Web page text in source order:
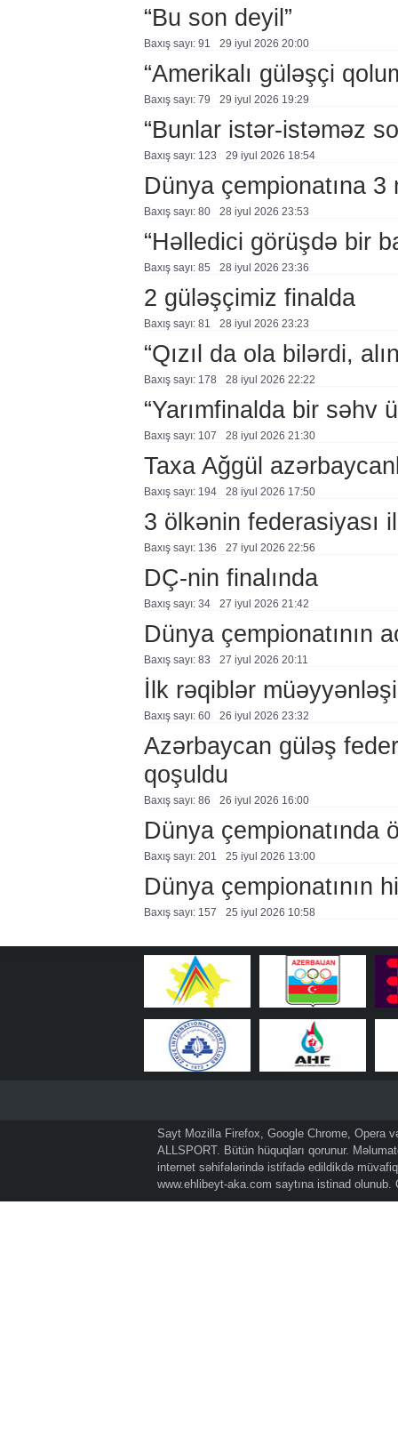
“Bu son deyil”
Baxış sayı: 91 29 i̇yul 2026 20:00
“Amerikalı güləşçi
Baxış sayı: 79 29 i̇yul 2026 19:29
“Bunlar istər-istəməz
Baxış sayı: 123 29 i̇yul 2026 18:54
Dünya çempionatına 3
Baxış sayı: 80 28 i̇yul 2026 23:53
“Həlledici görüşdə bir
Baxış sayı: 85 28 i̇yul 2026 23:36
2 güləşçimiz finalda
Baxış sayı: 81 28 i̇yul 2026 23:23
“Qızıl da ola bilərdi,
Baxış sayı: 178 28 i̇yul 2026 22:22
“Yarımfinalda bir səhv
Baxış sayı: 107 28 i̇yul 2026 21:30
Taxa Ağgül
Baxış sayı: 194 28 i̇yul 2026 17:50
3 ölkənin federasiyası
Baxış sayı: 136 27 i̇yul 2026 22:56
DÇ-nin finalında
Baxış sayı: 34 27 i̇yul 2026 21:42
Dünya çempionatının
Baxış sayı: 83 27 i̇yul 2026 20:11
İlk rəqiblər
Baxış sayı: 60 26 i̇yul 2026 23:32
Azərbaycan güləş
qoşuldu
Baxış sayı: 86 26 i̇yul 2026 16:00
Dünya çempionatında
Baxış sayı: 201 25 i̇yul 2026 13:00
Dünya çempionatının
Baxış sayı: 157 25 i̇yul 2026 10:58
Sayt Mozilla Firefox, Google Chrome, Opera
ALLSPORT. Bütün hüquqları qorunur.
internet səhifələrində istifadə edildikdə
www.ehlibeyt-aka.com saytına istinad olunub.